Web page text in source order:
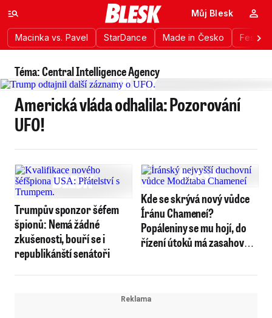
Macinka vs. Pavel StarDance Made in Česko
Můj Blesk
Téma: Central Intelligence Agency
Americká vláda odhalila: Pozorování
UFO!
Trumpův sponzor šéfem
špionů: Nemá žádné
zkušenosti, bouří se i
republikánští senátoři
Kde se skrývá nový vůdce
Íránu Chameneí?
Popáleniny se mu hojí, do
řízení útoků má zasahovat